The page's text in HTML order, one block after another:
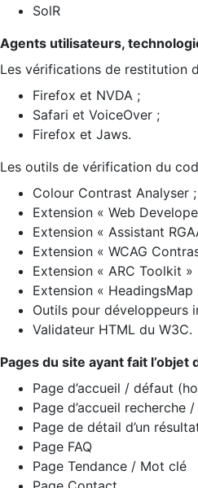
SolR
Agents utilisateurs,
Les vérifications de restitution
Firefox et NVDA ;
Safari et VoiceOver ;
Firefox et Jaws.
Les outils de vérification du
Colour Contrast Analyser ;
Extension « Web
Extension « Assistant
Extension « WCAG
Extension « ARC Toolkit »
Extension « HeadingsMap
Outils pour développeurs
Validateur HTML du W3C.
Pages du site ayant fait
Page d’accueil / défaut
Page d’accueil recherche
Page de détail d’un
Page FAQ
Page Tendance / Mot clé